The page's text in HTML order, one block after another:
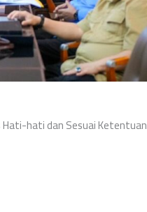
Hati-hati dan Sesuai Ketentuan